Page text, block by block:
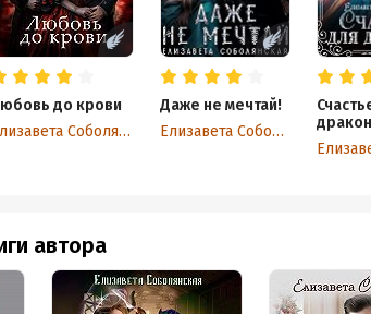
до крови
Елизавета Соболянская
Даже не мечтай!
Елизавета Соболянская
автора